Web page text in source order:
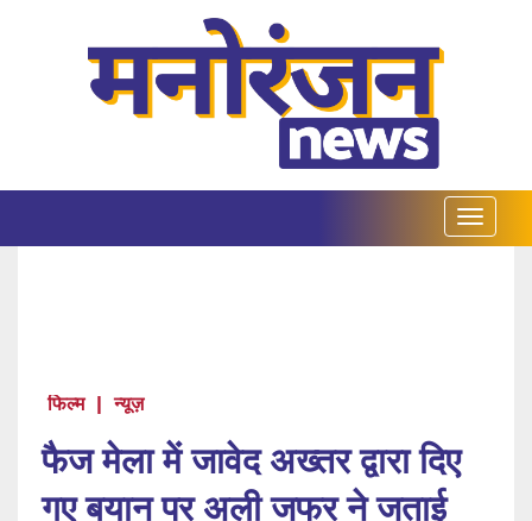
फिल्म | न्यूज़
फैज मेला में जावेद अख्तर द्वारा दिए
गए बयान पर अली जफर ने जताई